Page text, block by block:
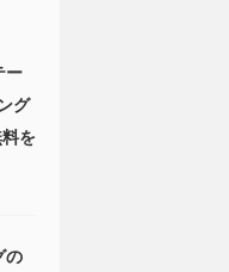
ー
グ
を
の